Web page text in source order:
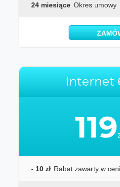
24 miesiące Okres umowy
Internet
119
- 10 zł Rabat zawarty w